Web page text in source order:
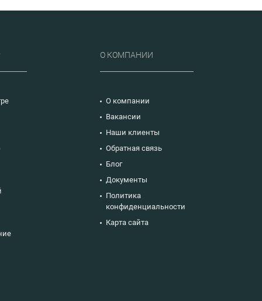
О КОМПАНИИ
О компании
Вакансии
Наши клиенты
Обратная связь
Блог
Документы
Политика
конфиденциальности
Карта сайта